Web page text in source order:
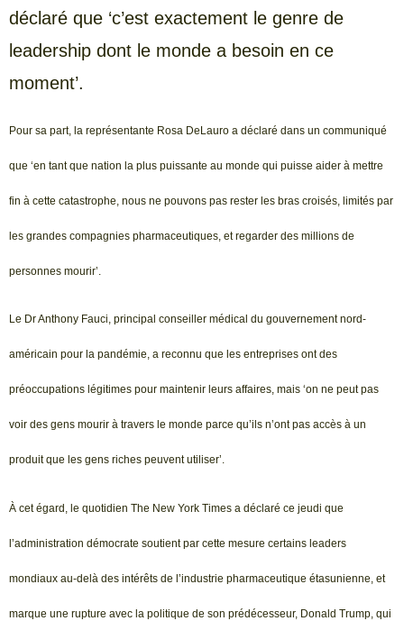
déclaré que ‘c’est exactement le genre de
leadership dont le monde a besoin en ce
moment’.
Pour sa part, la représentante Rosa DeLauro a déclaré dans un communiqué
que ‘en tant que nation la plus puissante au monde qui puisse aider à mettre
fin à cette catastrophe, nous ne pouvons pas rester les bras croisés, limités par
les grandes compagnies pharmaceutiques, et regarder des millions de
personnes mourir’.
Le Dr Anthony Fauci, principal conseiller médical du gouvernement nord-
américain pour la pandémie, a reconnu que les entreprises ont des
préoccupations légitimes pour maintenir leurs affaires, mais ‘on ne peut pas
voir des gens mourir à travers le monde parce qu’ils n’ont pas accès à un
produit que les gens riches peuvent utiliser’.
À cet égard, le quotidien The New York Times a déclaré ce jeudi que
l’administration démocrate soutient par cette mesure certains leaders
mondiaux au-delà des intérêts de l’industrie pharmaceutique étasunienne, et
marque une rupture avec la politique de son prédécesseur, Donald Trump, qui